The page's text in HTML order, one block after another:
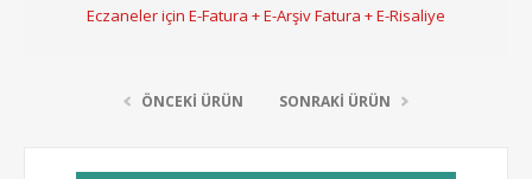
Eczaneler için E-Fatura + E-Arşiv Fatura + E-Risaliye
ÖNCEKİ ÜRÜN SONRAKİ ÜRÜN